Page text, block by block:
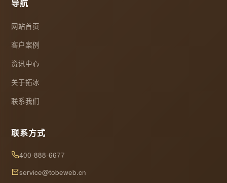
导航
网站首页
客户案例
资讯中心
关于拓冰
联系我们
联系方式
400-888-6677
service@tobeweb.cn